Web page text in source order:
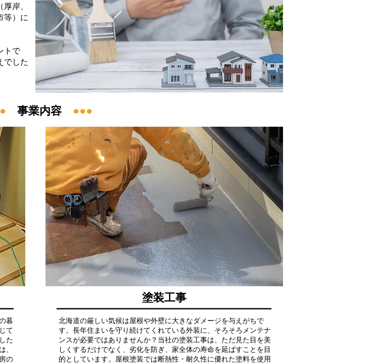
岸、
等）に
トで
でした
事業内容 ●●●
暮
て
た
、
の
塗装工事
北海道の厳しい気候は屋根や外壁に大きなダメージを与えがちで
す。長年住まいを守り続けてくれている外装に、そろそろメンテナ
ンスが必要ではありませんか？当社の塗装工事は、ただ見た目を美
しくするだけでなく、劣化を防ぎ、家全体の寿命を延ばすことを目
的としています。屋根塗装では断熱性・耐久性に優れた塗料を使用